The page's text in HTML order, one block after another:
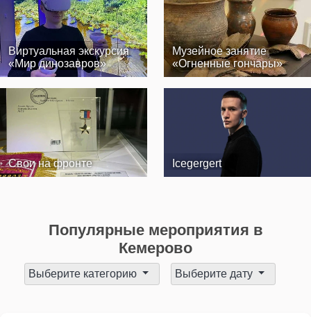
Виртуальная экскурсия
«Мир динозавров»
Музейное занятие
«Огненные гончары»
Свои на фронте Icegergert
Популярные мероприятия в
Кемерово
Выберите категорию Выберите дату